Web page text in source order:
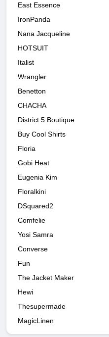
East Essence
IronPanda
Nana Jacqueline
HOTSUIT
Italist
Wrangler
Benetton
CHACHA
District 5 Boutique
Buy Cool Shirts
Floria
Gobi Heat
Eugenia Kim
Floralkini
DSquared2
Comfelie
Yosi Samra
Converse
Fun
The Jacket Maker
Hewi
Thesupermade
MagicLinen